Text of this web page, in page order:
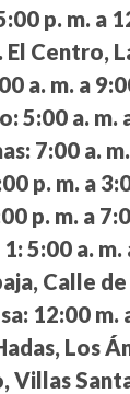
p. m. a
El Centro,
a. m. a
5:00 a. m.
7:00 a.
p. m. a
p. m. a
5:00 a. m.
Calle
12:00 m.
Los
Villas